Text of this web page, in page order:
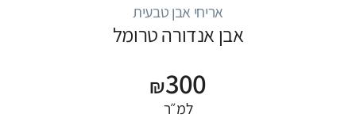
אריחי אבן טבעית
אבן אנדורה טרומל
₪300
למ״ר